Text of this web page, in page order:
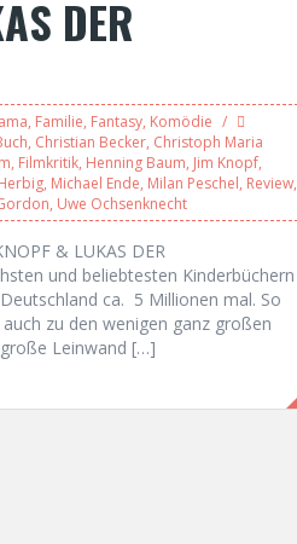
DER
, Familie, Fantasy, Komödie
, Christian Becker, Christoph Maria
, Filmkritik, Henning Baum, Jim Knopf,
, Michael Ende, Milan Peschel, Review,
, Uwe Ochsenknecht
& LUKAS DER
und beliebtesten Kinderbüchern
ca. 5 Millionen mal. So
zu den wenigen ganz großen
Leinwand […]